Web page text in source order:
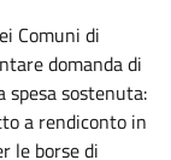
Comuni di
domanda di
sostenuta:
a rendiconto in
le borse di